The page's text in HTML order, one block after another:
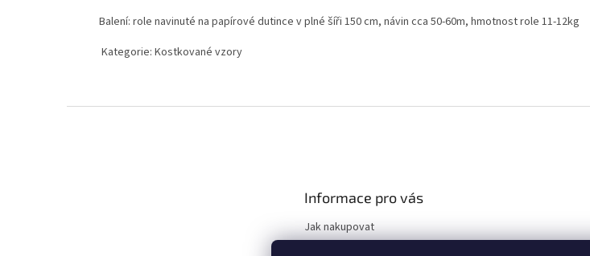
Balení: role navinuté na papírové dutince v plné šíři 150 cm, návin cca 50-60m, hmotnost role 11-12kg
Kategorie: Kostkované vzory
Informace pro vás
Jak nakupovat